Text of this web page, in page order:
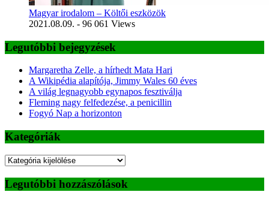
Magyar irodalom – Költői eszközök
2021.08.09. - 96 061 Views
Legutóbbi bejegyzések
Margaretha Zelle, a hírhedt Mata Hari
A Wikipédia alapítója, Jimmy Wales 60 éves
A világ legnagyobb egynapos fesztiválja
Fleming nagy felfedezése, a penicillin
Fogyó Nap a horizonton
Kategóriák
Kategóriák
Legutóbbi hozzászólások